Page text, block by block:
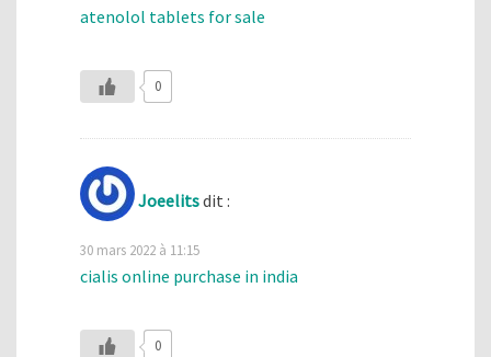
atenolol tablets for sale
0
Joeelitsdit :
30 mars 2022 à 11:15
cialis online purchase in india
0